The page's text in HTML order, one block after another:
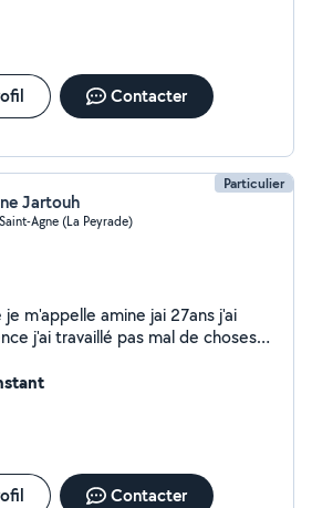
Contacter
Particulier
Jartouh
Agne (La Peyrade)
m'appelle amine jai 27ans j'ai
j'ai travaillé pas mal de choses
défis, faire un bon boulot qui fait
Contacter